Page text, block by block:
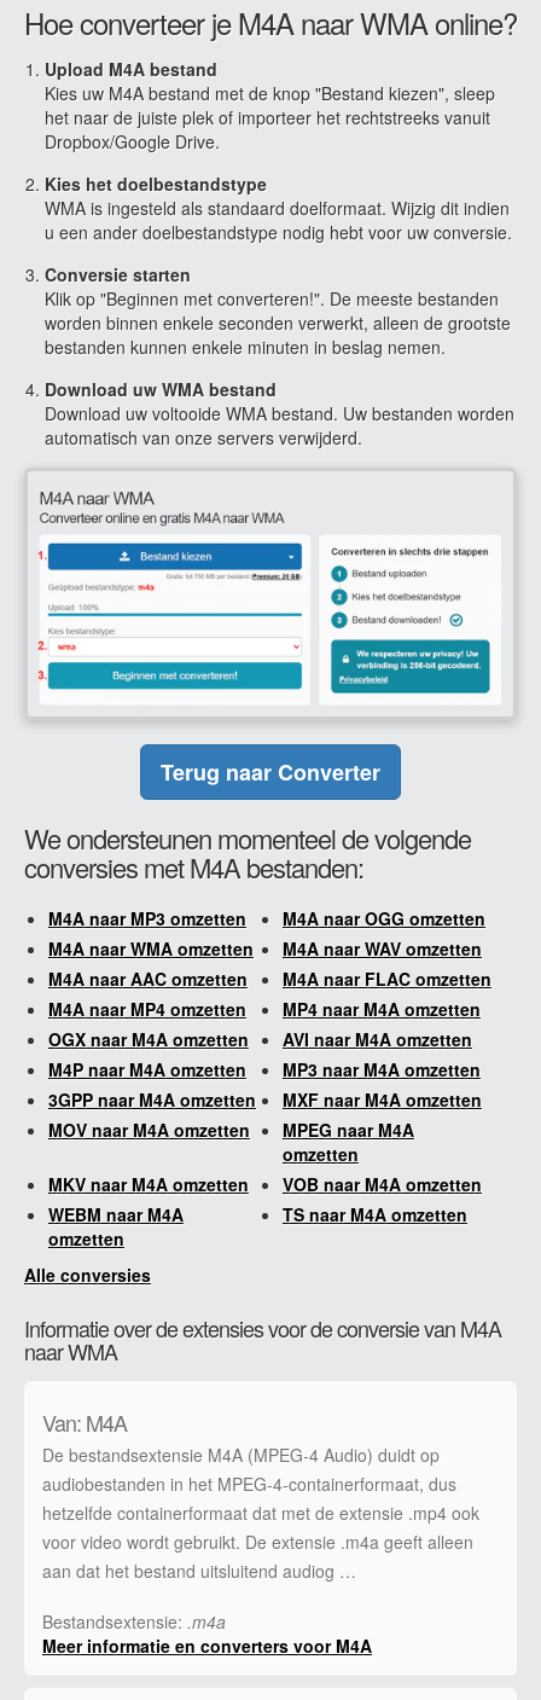
Hoe converteer je M4A naar WMA online?
Upload M4A bestand
Kies uw M4A bestand met de knop "Bestand kiezen", sleep
het naar de juiste plek of importeer het rechtstreeks vanuit
Dropbox/Google Drive.
Kies het doelbestandstype
WMA is ingesteld als standaard doelformaat. Wijzig dit indien
u een ander doelbestandstype nodig hebt voor uw conversie.
Conversie starten
Klik op "Beginnen met converteren!". De meeste bestanden
worden binnen enkele seconden verwerkt, alleen de grootste
bestanden kunnen enkele minuten in beslag nemen.
Download uw WMA bestand
Download uw voltooide WMA bestand. Uw bestanden worden
automatisch van onze servers verwijderd.
Terug naar Converter
We ondersteunen momenteel de volgende
conversies met M4A bestanden:
M4A naar MP3 omzetten
M4A naar OGG omzetten
M4A naar WMA omzetten
M4A naar WAV omzetten
M4A naar AAC omzetten
M4A naar FLAC omzetten
M4A naar MP4 omzetten
MP4 naar M4A omzetten
OGX naar M4A omzetten
AVI naar M4A omzetten
M4P naar M4A omzetten
MP3 naar M4A omzetten
3GPP naar M4A omzetten
MXF naar M4A omzetten
MOV naar M4A omzetten
MPEG naar M4A
omzetten
MKV naar M4A omzetten
VOB naar M4A omzetten
WEBM naar M4A
omzetten
TS naar M4A omzetten
Alle conversies
Informatie over de extensies voor de conversie van M4A
naar WMA
Van: M4A
De bestandsextensie M4A (MPEG-4 Audio) duidt op
audiobestanden in het MPEG-4-containerformaat, dus
hetzelfde containerformaat dat met de extensie .mp4 ook
voor video wordt gebruikt. De extensie .m4a geeft alleen
aan dat het bestand uitsluitend audiog …
Bestandsextensie: .m4a
Meer informatie en converters voor M4A